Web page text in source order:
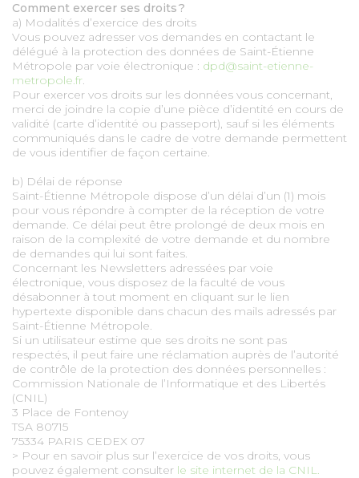
Comment exercer ses droits ?
a) Modalités d’exercice des droits
Vous pouvez adresser vos demandes en contactant le
délégué à la protection des données de Saint-Étienne
Métropole par voie électronique : dpd@saint-etienne-
metropole.fr.
Pour exercer vos droits sur les données vous concernant,
merci de joindre la copie d’une pièce d’identité en cours de
validité (carte d’identité ou passeport), sauf si les éléments
communiqués dans le cadre de votre demande permettent
de vous identifier de façon certaine.
b) Délai de réponse
Saint-Étienne Métropole dispose d’un délai d’un (1) mois
pour vous répondre à compter de la réception de votre
demande. Ce délai peut être prolongé de deux mois en
raison de la complexité de votre demande et du nombre
de demandes qui lui sont faites.
Concernant les Newsletters adressées par voie
électronique, vous disposez de la faculté de vous
désabonner à tout moment en cliquant sur le lien
hypertexte disponible dans chacun des mails adressés par
Saint-Étienne Métropole.
Si un utilisateur estime que ses droits ne sont pas
respectés, il peut faire une réclamation auprès de l’autorité
de contrôle de la protection des données personnelles :
Commission Nationale de l’Informatique et des Libertés
(CNIL)
3 Place de Fontenoy
TSA 80715
75334 PARIS CEDEX 07
> Pour en savoir plus sur l’exercice de vos droits, vous
pouvez également consulter le site internet de la CNIL.